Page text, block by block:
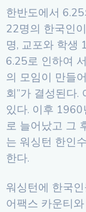
한반도에서
22명의 한국인
명, 교포와 학생
6.25로 인하여
의 모임이 만들
회”가 결성된다.
있다. 이후
로 늘어났고 그
는 워싱턴 한인
한다.
워싱턴에 한국
어팩스 카운티